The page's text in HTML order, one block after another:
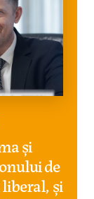
și
de
și